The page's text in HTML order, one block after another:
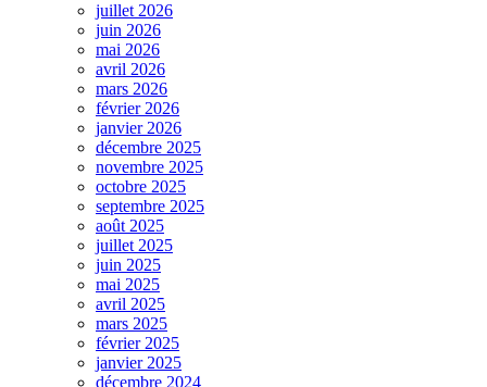
juillet 2026
juin 2026
mai 2026
avril 2026
mars 2026
février 2026
janvier 2026
décembre 2025
novembre 2025
octobre 2025
septembre 2025
août 2025
juillet 2025
juin 2025
mai 2025
avril 2025
mars 2025
février 2025
janvier 2025
décembre 2024